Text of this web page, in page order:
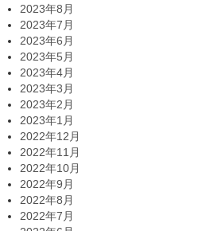
2023年8月
2023年7月
2023年6月
2023年5月
2023年4月
2023年3月
2023年2月
2023年1月
2022年12月
2022年11月
2022年10月
2022年9月
2022年8月
2022年7月